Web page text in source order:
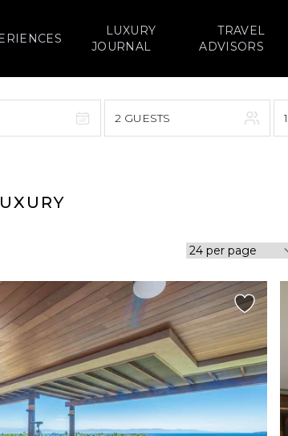
LUXURY
JOURNAL
TRAVEL
ADVISORS
15 16 17 18 19
21 22 23 24 25 26
28 29 30
2 GUESTS 1